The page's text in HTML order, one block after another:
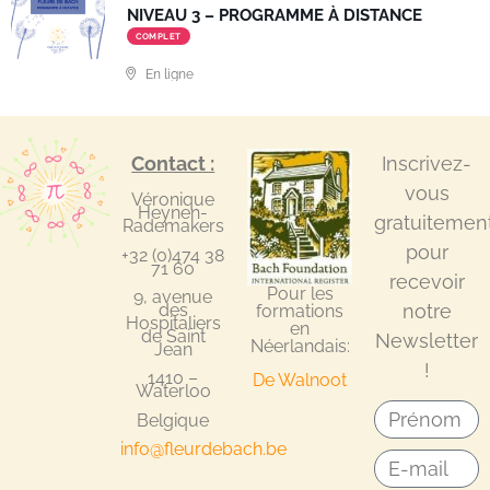
NIVEAU 3 – PROGRAMME À DISTANCE
COMPLET
En ligne
Contact :
Véronique
Heynen-
Rademakers
+32 (0)474 38
71 60
9, avenue
des
Hospitaliers
de Saint
Jean
1410 –
Waterloo
Belgique
info@fleurdebach.be
Pour les
formations
en
Néerlandais:
De Walnoot
Inscrivez-
vous
pour
recevoir
notre
Newsletter
!